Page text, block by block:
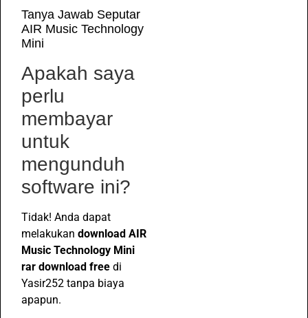
Tanya Jawab Seputar
AIR Music Technology
Mini
Apakah saya
perlu
membayar
untuk
mengunduh
software ini?
Tidak! Anda dapat
melakukan download AIR
Music Technology Mini
rar download free di
Yasir252 tanpa biaya
apapun.